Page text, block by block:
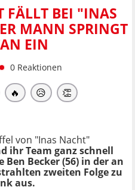
FÄLLT BEI "INAS
MANN SPRINGT
EIN
0 Reaktionen
🔥 😥 👏
von "Inas Nacht"
ihr Team ganz schnell
Becker (56) in der an
zweiten Folge zu
aus.